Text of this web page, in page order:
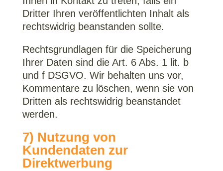
Dritter Ihren veröffentlichten Inhalt als
rechtswidrig beanstanden sollte.
Rechtsgrundlagen für die Speicherung
Ihrer Daten sind die Art. 6 Abs. 1 lit. b
und f DSGVO. Wir behalten uns vor,
Kommentare zu löschen, wenn sie von
Dritten als rechtswidrig beanstandet
werden.
7) Nutzung von
Kundendaten zur
Direktwerbung